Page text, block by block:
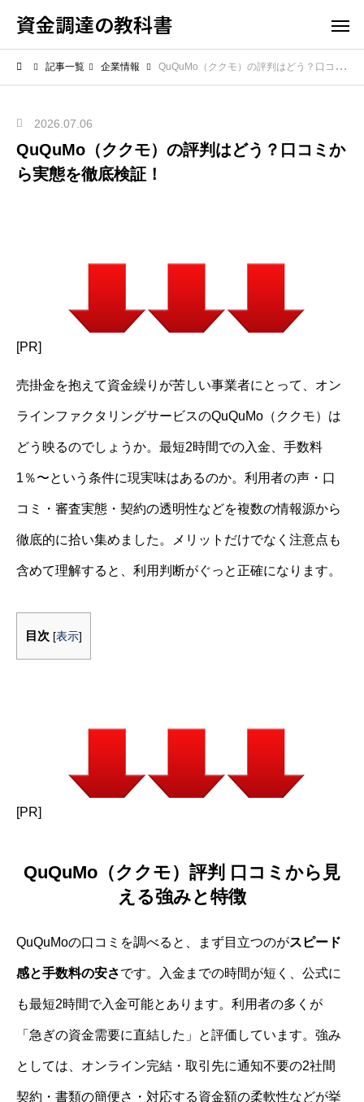
資金調達の教科書
記事一覧 企業情報 QuQuMo（ククモ）の評判はどう？口コミから実態を徹底検証！
2026.07.06
QuQuMo（ククモ）の評判はどう？口コミか
ら実態を徹底検証！
[PR]
売掛金を抱えて資金繰りが苦しい事業者にとって、オン
ラインファクタリングサービスのQuQuMo（ククモ）は
どう映るのでしょうか。最短2時間での入金、手数料
1％〜という条件に現実味はあるのか。利用者の声・口
コミ・審査実態・契約の透明性などを複数の情報源から
徹底的に拾い集めました。メリットだけでなく注意点も
含めて理解すると、利用判断がぐっと正確になります。
目次 [表示]
[PR]
QuQuMo（ククモ）評判 口コミから見
える強みと特徴
QuQuMoの口コミを調べると、まず目立つのがスピード
感と手数料の安さです。入金までの時間が短く、公式に
も最短2時間で入金可能とあります。利用者の多くが
「急ぎの資金需要に直結した」と評価しています。強み
としては、オンライン完結・取引先に通知不要の2社間
契約・書類の簡便さ・対応する資金額の柔軟性などが挙